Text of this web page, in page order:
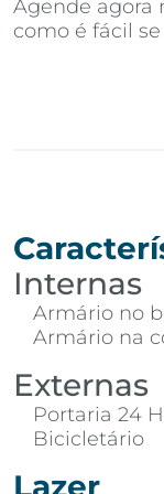
Agende agora
como é fácil
Internas
Armário no
Armário na
Externas
Portaria 24
Bicicletário
Lazer